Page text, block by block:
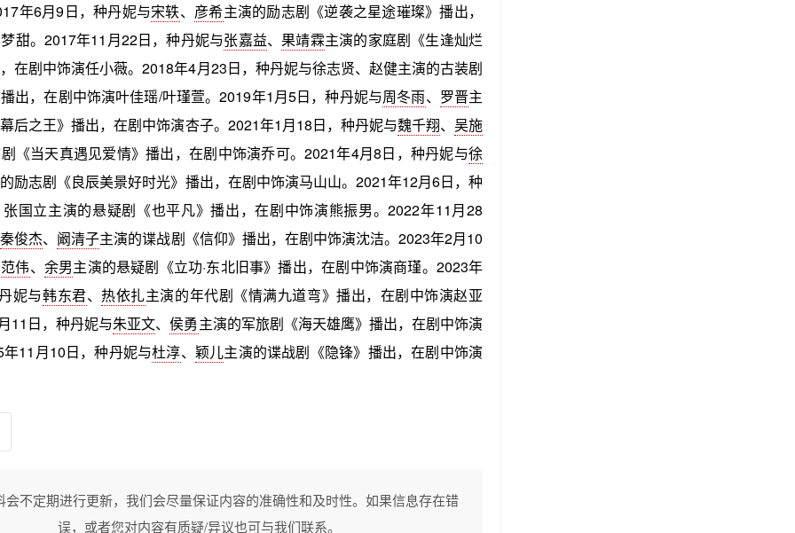
年6月9日，种丹妮与宋轶、 彦希主演的励志剧《逆袭之星途璀璨》播出，
甜。2017年11月22日，种丹妮与张嘉益、 果靖霖主演的家庭剧《生逢灿烂
在剧中饰演任小薇。2018年4月23日，种丹妮与徐志贤、赵健主演的古装剧
出，在剧中饰演叶佳瑶/叶瑾萱。2019年1月5日，种丹妮与周冬雨、 罗晋主
后之王》播出，在剧中饰演杏子。2021年1月18日，种丹妮与魏千翔、 吴施
《当天真遇见爱情》播出，在剧中饰演乔可。2021年4月8日，种丹妮与徐
励志剧《良辰美景好时光》播出，在剧中饰演马山山。2021年12月6日，种
国立主演的悬疑剧《也平凡》播出，在剧中饰演熊振男。2022年11月28
秦俊杰、 阚清子主演的谍战剧《信仰》播出，在剧中饰演沈洁。2023年2月10
范伟、 余男主演的悬疑剧《立功·东北旧事》播出，在剧中饰演商瑾。2023年
妮与韩东君、热依扎主演的年代剧《情满九道弯》播出，在剧中饰演赵亚
11日，种丹妮与朱亚文、侯勇主演的军旅剧《海天雄鹰》播出，在剧中饰演
11月10日，种丹妮与杜淳、 颖儿主演的谍战剧《隐锋》播出，在剧中饰演
会不定期进行更新，我们会尽量保证内容的准确性和及时性。如果信息存在错
误，或者您对内容有质疑/异议也可与我们联系。